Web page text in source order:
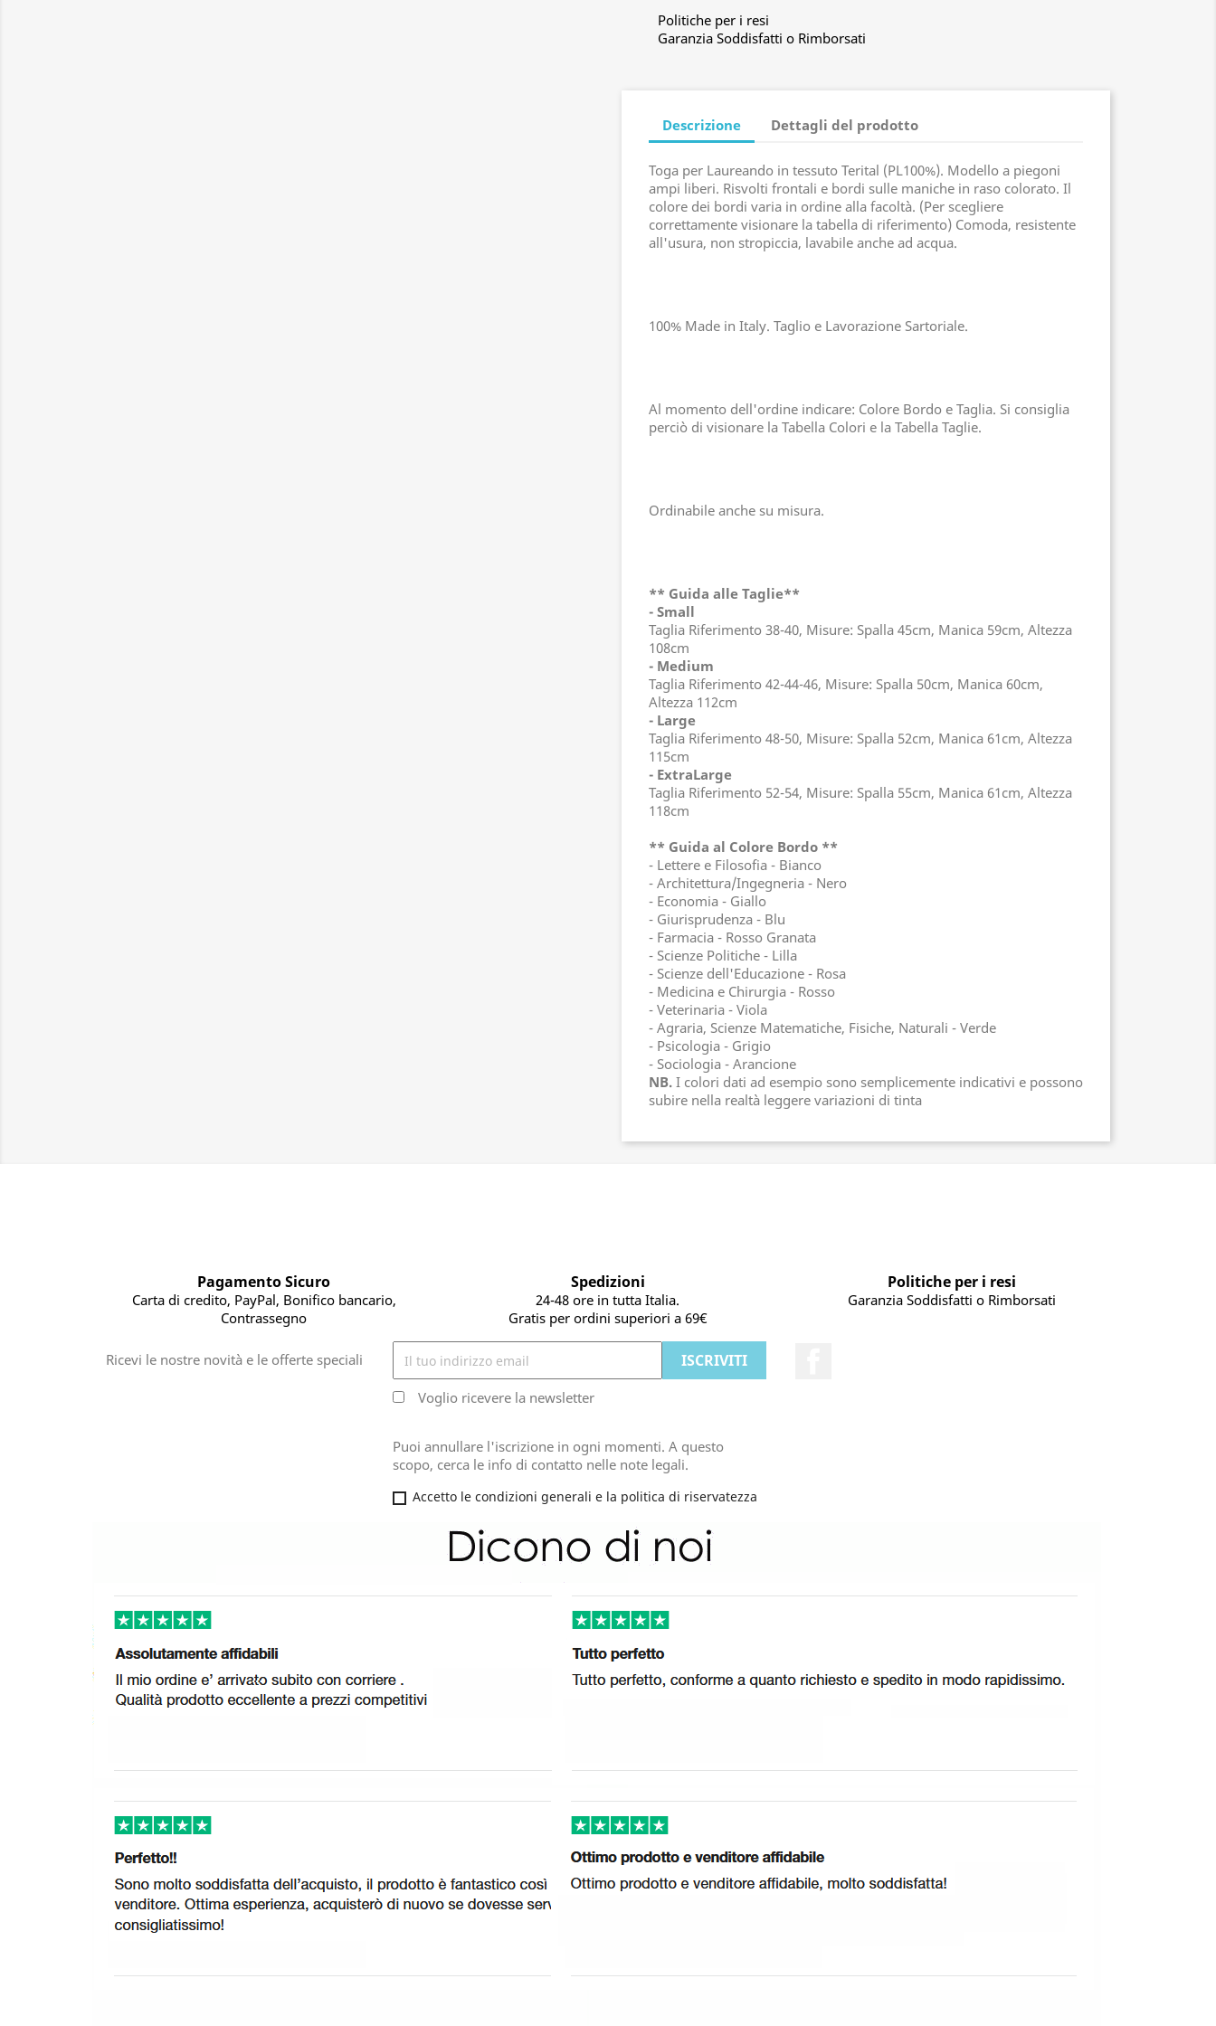
Politiche per i resi
Garanzia Soddisfatti o Rimborsati
Descrizione Dettagli del prodotto
Toga per Laureando in tessuto Terital (PL100%). Modello a piegoni
ampi liberi. Risvolti frontali e bordi sulle maniche in raso colorato. Il
colore dei bordi varia in ordine alla facoltà. (Per scegliere
correttamente visionare la tabella di riferimento) Comoda, resistente
all'usura, non stropiccia, lavabile anche ad acqua.
100% Made in Italy. Taglio e Lavorazione Sartoriale.
Al momento dell'ordine indicare: Colore Bordo e Taglia. Si consiglia
perciò di visionare la Tabella Colori e la Tabella Taglie.
Ordinabile anche su misura.
** Guida alle Taglie**
- Small
Taglia Riferimento 38-40, Misure: Spalla 45cm, Manica 59cm, Altezza
108cm
- Medium
Taglia Riferimento 42-44-46, Misure: Spalla 50cm, Manica 60cm,
Altezza 112cm
- Large
Taglia Riferimento 48-50, Misure: Spalla 52cm, Manica 61cm, Altezza
115cm
- ExtraLarge
Taglia Riferimento 52-54, Misure: Spalla 55cm, Manica 61cm, Altezza
118cm
** Guida al Colore Bordo **
- Lettere e Filosofia - Bianco
- Architettura/Ingegneria - Nero
- Economia - Giallo
- Giurisprudenza - Blu
- Farmacia - Rosso Granata
- Scienze Politiche - Lilla
- Scienze dell'Educazione - Rosa
- Medicina e Chirurgia - Rosso
- Veterinaria - Viola
- Agraria, Scienze Matematiche, Fisiche, Naturali - Verde
- Psicologia - Grigio
- Sociologia - Arancione
NB. I colori dati ad esempio sono semplicemente indicativi e possono
subire nella realtà leggere variazioni di tinta
Pagamento Sicuro
Carta di credito, PayPal, Bonifico bancario,
Contrassegno
Spedizioni
24-48 ore in tutta Italia.
Gratis per ordini superiori a 69€
Politiche per i resi
Garanzia Soddisfatti o Rimborsati
Ricevi le nostre novità e le offerte speciali
Voglio ricevere la newsletter
Puoi annullare l'iscrizione in ogni momenti. A questo
scopo, cerca le info di contatto nelle note legali.
Accetto le condizioni generali e la politica di riservatezza